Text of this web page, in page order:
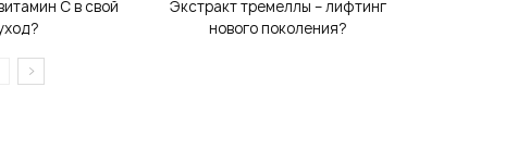
С в свой
Экстракт тремеллы – лифтинг
нового поколения?